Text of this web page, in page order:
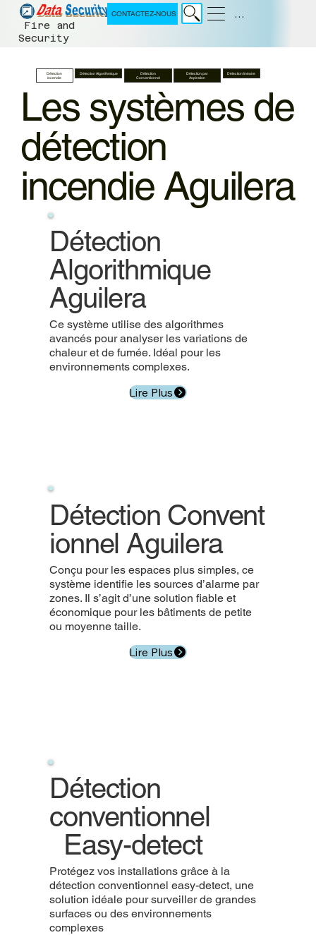
Fire and
Security
Menu
CONTACTEZ-NOUS
Détection
Algorithmique
Aguilera
Ce système utilise des algorithmes
avancés pour analyser les variations de
chaleur et de fumée. Idéal pour les
environnements complexes.
Lire Plus
Détection Convent
ionnel Aguilera
Conçu pour les espaces plus simples, ce
système identifie les sources d’alarme par
zones. Il s’agit d’une solution fiable et
économique pour les bâtiments de petite
ou moyenne taille.
Lire Plus
Détection
conventionnel
Easy-detect
Protégez vos installations grâce à la
détection conventionnel easy-detect, une
solution idéale pour surveiller de grandes
surfaces ou des environnements
complexes
Détection
incendie
Détection Algorithmique
Détéction
Conventionnel
Détection par
Aspiration
Détection linéaire
Les systèmes de
détection
incendie Aguilera